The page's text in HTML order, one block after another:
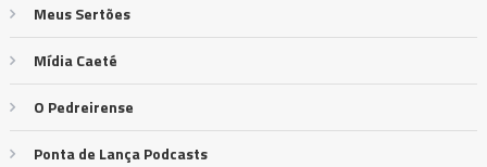
Meus Sertões
Mídia Caeté
O Pedreirense
Ponta de Lança Podcasts